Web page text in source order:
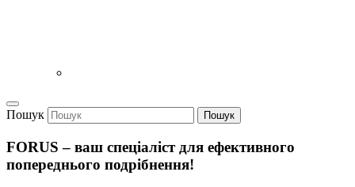
Пошук Пошук
FORUS – ваш спеціаліст для ефективного
попереднього подрібнення!